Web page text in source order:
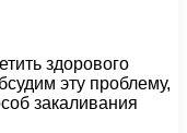
здорового
эту проблему,
закаливания